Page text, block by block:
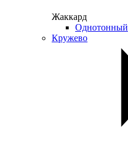
Жаккард
Однотонный
Кружево